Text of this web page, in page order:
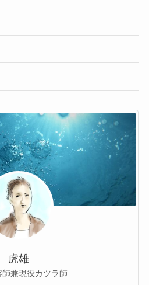
虎雄
師兼現役カツラ師